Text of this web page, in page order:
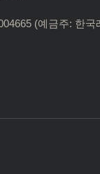
(예금주: 한국